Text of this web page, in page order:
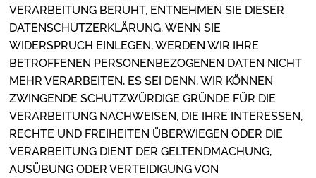
VERARBEITUNG BERUHT, ENTNEHMEN SIE DIESER
DATENSCHUTZERKLÄRUNG. WENN SIE
WIDERSPRUCH EINLEGEN, WERDEN WIR IHRE
BETROFFENEN PERSONENBEZOGENEN DATEN NICHT
MEHR VERARBEITEN, ES SEI DENN, WIR KÖNNEN
ZWINGENDE SCHUTZWÜRDIGE GRÜNDE FÜR DIE
VERARBEITUNG NACHWEISEN, DIE IHRE INTERESSEN,
RECHTE UND FREIHEITEN ÜBERWIEGEN ODER DIE
VERARBEITUNG DIENT DER GELTENDMACHUNG,
AUSÜBUNG ODER VERTEIDIGUNG VON